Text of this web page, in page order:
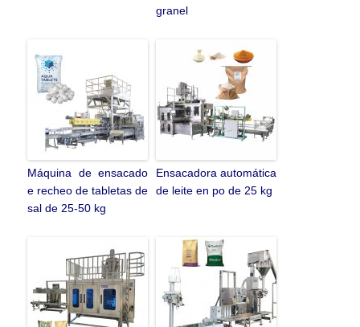
granel
Máquina de ensacado
e recheo de tabletas de
sal de 25-50 kg
Ensacadora automática
de leite en po de 25 kg